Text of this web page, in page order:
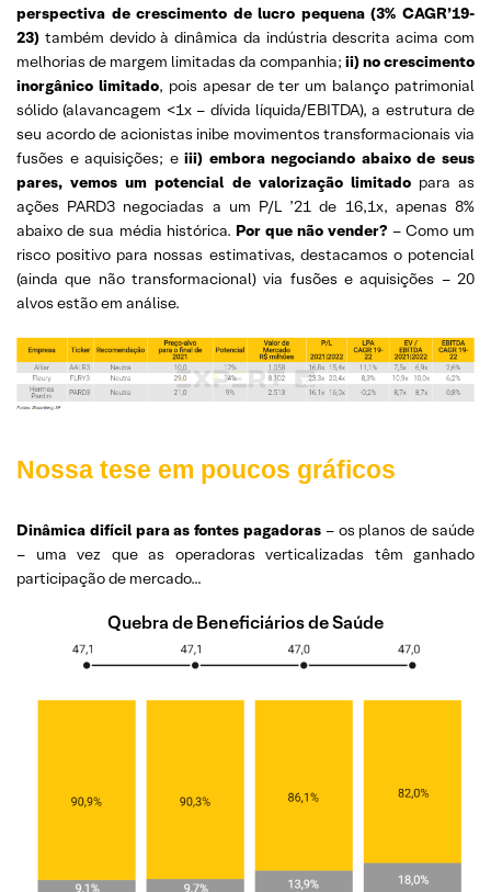
perspectiva de crescimento de lucro pequena (3% CAGR’19-
23) também devido à dinâmica da indústria descrita acima com
melhorias de margem limitadas da companhia; ii) no crescimento
inorgânico limitado, pois apesar de ter um balanço patrimonial
sólido (alavancagem <1x – dívida líquida/EBITDA), a estrutura de
seu acordo de acionistas inibe movimentos transformacionais via
fusões e aquisições; eiii) embora negociando abaixo de seus
pares, vemos um potencial de valorização limitadopara as
ações PARD3 negociadas a um P/L ’21 de 16,1x, apenas 8%
abaixo de sua média histórica. Por que não vender? – Como um
risco positivo para nossas estimativas, destacamos o potencial
(ainda que não transformacional) via fusões e aquisições – 20
alvos estão em análise.
Nossa tese em poucos gráficos
Dinâmica difícil para as fontes pagadoras – os planos de saúde
– uma vez que as operadoras verticalizadas têm ganhado
participação de mercado…
Quebra de Beneficiários de Saúde